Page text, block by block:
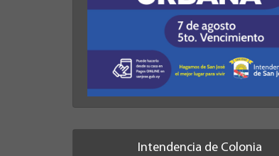
Intendencia de Colonia